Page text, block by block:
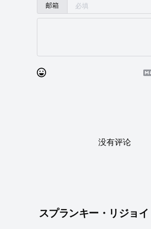
邮箱
没有评论
スプランキー・リジョ